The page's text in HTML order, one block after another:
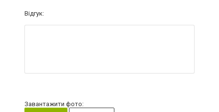
Відгук:
Завантажити фото: